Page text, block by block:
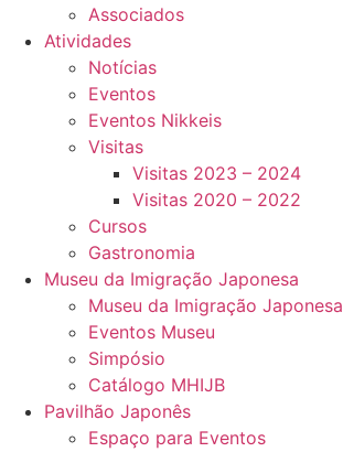
Associados
Atividades
Notícias
Eventos
Eventos Nikkeis
Visitas
Visitas 2023 – 2024
Visitas 2020 – 2022
Cursos
Gastronomia
Museu da Imigração Japonesa
Museu da Imigração Japonesa
Eventos Museu
Simpósio
Catálogo MHIJB
Pavilhão Japonês
Espaço para Eventos